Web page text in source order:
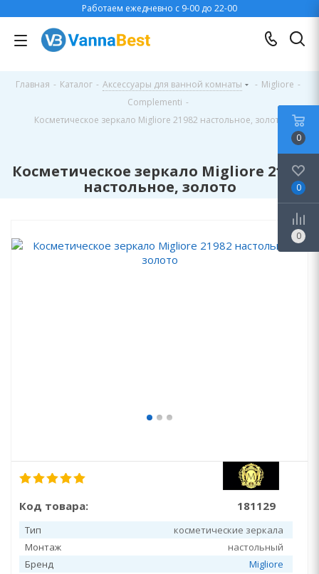
Работаем ежедневно с 9-00 до 22-00
Главная - Каталог - Аксессуары для ванной комнаты - Migliore -
Complementi -
Косметическое зеркало Migliore 21982 настольное, золото
Косметическое зеркало Migliore 21982
настольное, золото
Код товара: 181129
Тип
косметические зеркала
Монтаж
настольный
Бренд
Migliore
0
0
0